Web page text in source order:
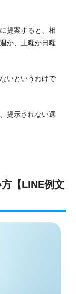
提案すると、相
か、土曜か日曜
いというわけで
提示されない選
【LINE例文